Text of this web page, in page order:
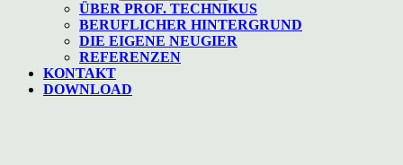
ÜBER PROF. TECHNIKUS
BERUFLICHER HINTERGRUND
DIE EIGENE NEUGIER
REFERENZEN
KONTAKT
DOWNLOAD